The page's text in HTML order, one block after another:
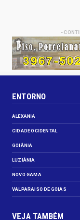
-
ENTORNO
ALEXANIA
CIDADE OCIDENTAL
GOIÂNIA
LUZIÂNIA
NOVO GAMA
VALPARAISO DE GOIÁS
VEJA TAMBÉM